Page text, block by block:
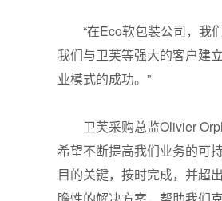
“在Eco软包装公司，我
我们与卫芙等强大的客户建
业模式的成功。”
卫芙采购总监Olivier
希望不断提高我们业务的可
目的关键，按时完成，并超